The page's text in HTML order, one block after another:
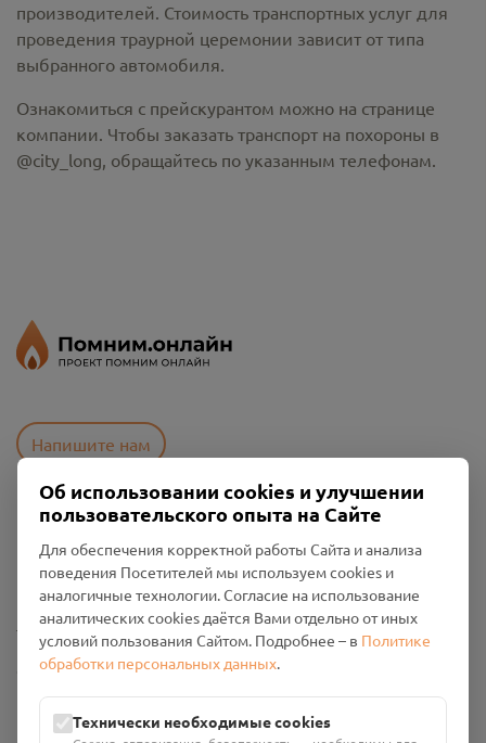
производителей. Стоимость транспортных услуг для
проведения траурной церемонии зависит от типа
выбранного автомобиля.
Ознакомиться с прейскурантом можно на странице
компании. Чтобы заказать транспорт на похороны в
@city_long, обращайтесь по указанным телефонам.
Напишите нам
Пользовательское соглашение
Политика конфиденциальности
Промо-материалы
Настройки cookies
Общество с ограниченной ответственностью «Смоленский
Проект Помним»
ИНН: 6700029207 ОГРН: 1256700001986
Об использовании cookies и улучшении
пользовательского опыта на Сайте
Для обеспечения корректной работы Сайта и анализа
поведения Посетителей мы используем cookies и
аналогичные технологии. Согласие на использование
аналитических cookies даётся Вами отдельно от иных
условий пользования Сайтом. Подробнее – в Политике
обработки персональных данных.
Технически необходимые cookies